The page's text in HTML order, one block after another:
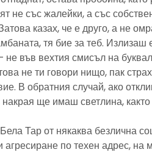
не със жалейки, а със
казах, че е друго, а не
тя бие за теб. Излизаш
във вехтия смисъл на
не ти говори нищо, пак
В обратния случай, ако
ще имаш светлина,
Тар от някаква безлична
по техен адрес, на